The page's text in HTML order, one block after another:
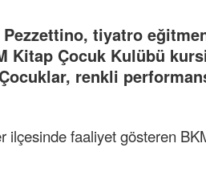
tiyatro
Kitap Çocuk Kulübü
renkli
ilçesinde faaliyet gösteren